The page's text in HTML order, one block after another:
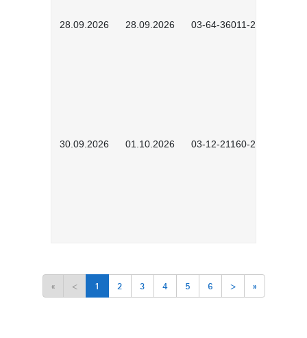
28.09.2026 28.09.2026 03-64-36011-2603
30.09.2026 01.10.2026 03-12-21160-2601
« < 1 2 3 4 5 6 > »